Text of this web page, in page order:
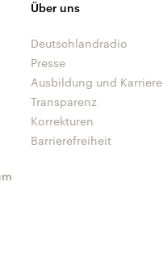
Über uns
Deutschlandradio
Presse
Ausbildung und Karriere
Transparenz
Korrekturen
Barrierefreiheit